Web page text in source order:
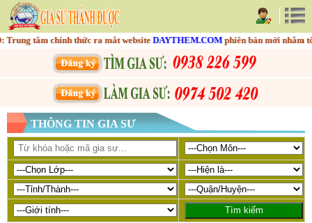
tâm chính thức ra mắt websiteDAYTHEM.COMphiên bản mới nhằm tối
THÔNG TIN GIA SƯ